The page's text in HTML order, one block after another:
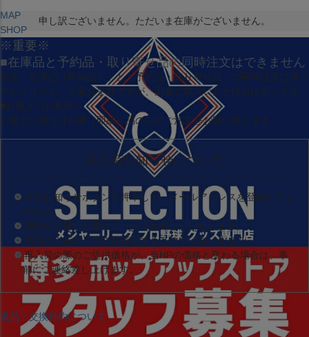
MAP
SHOP
申し訳ございません。ただいま在庫がございません。
※重要※
■在庫品と予約品・取り寄せ品の同時注文はできません
現在 「在庫品（即納品）」と「予約品・取り寄せ品」 の同時注文は承っ
ておりません。大変お手数ですが、別途ご購入いただければ幸いです。
■お急ぎのお客様へ
お急ぎの場合は 在庫（即納）品のみのご注文をお願い致します。
再入荷お知らせについて
入荷お知らせボタンを押下して、メールアドレスを登録してく
ださい。
商品が入荷した際にメールでお知らせいたします。
商品の入荷やご注文を確定するものではありません。
再入荷の際のご提供価格が、当HPの価格と変わる場合は、事
前にご連絡差し上げます。
返品・交換特約について